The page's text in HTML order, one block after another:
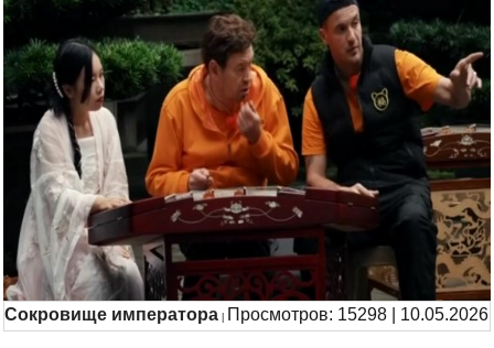
Сокровище императора Просмотров: 15298 | 10.05.2026